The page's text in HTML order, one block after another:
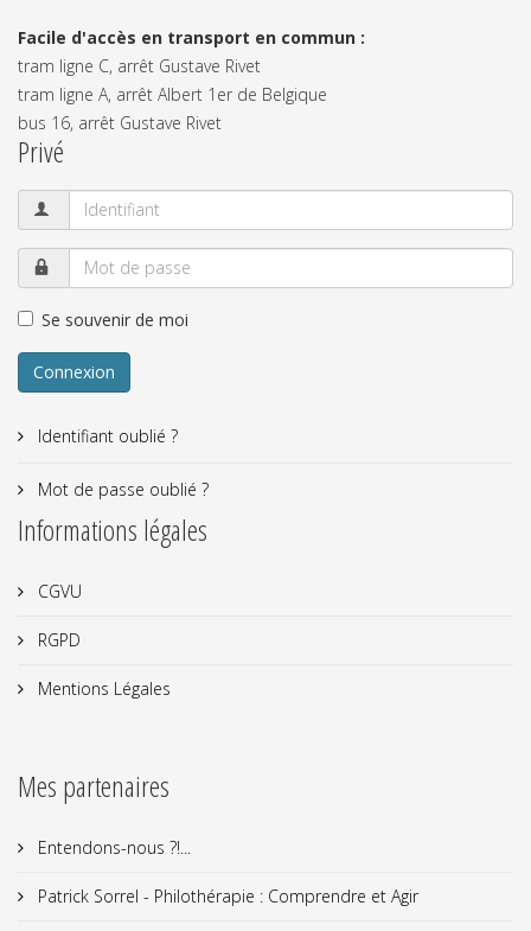
Facile d'accès en transport en commun :
tram ligne C, arrêt Gustave Rivet
tram ligne A, arrêt Albert 1er de Belgique
bus 16, arrêt Gustave Rivet
Privé
Se souvenir de moi
Connexion
Identifiant oublié ?
Mot de passe oublié ?
Informations légales
CGVU
RGPD
Mentions Légales
Mes partenaires
Entendons-nous ?!...
Patrick Sorrel - Philothérapie : Comprendre et Agir